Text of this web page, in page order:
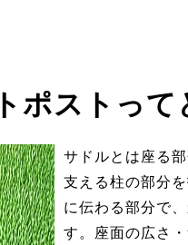
ポストって
サドルとは座る
支える柱の部分
に伝わる部分で
す。座面の広さ